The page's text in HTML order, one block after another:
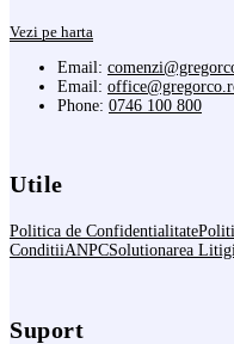
Vezi pe harta
Email:
Email:
Phone: 0746 100 800
Utile
Politica de Confidentialitate
ConditiiANPCSolutionarea
Suport